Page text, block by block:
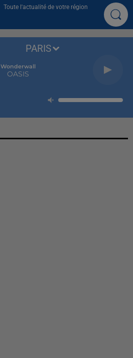
Toute l'actualité de votre région
Wonderwall
OASIS
PARIS